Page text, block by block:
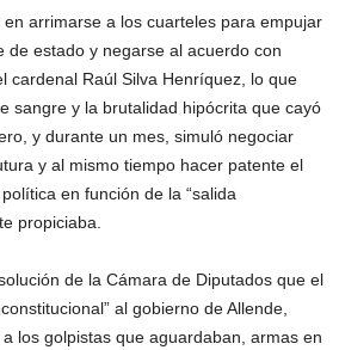
arrimarse a los cuarteles para empujar
de estado y negarse al acuerdo con
cardenal Raúl Silva Henríquez, lo que
sangre y la brutalidad hipócrita que cayó
y durante un mes, simuló negociar
y al mismo tiempo hacer patente el
en función de la “salida
propiciaba.
de la Cámara de Diputados que el
al gobierno de Allende,
los golpistas que aguardaban, armas en